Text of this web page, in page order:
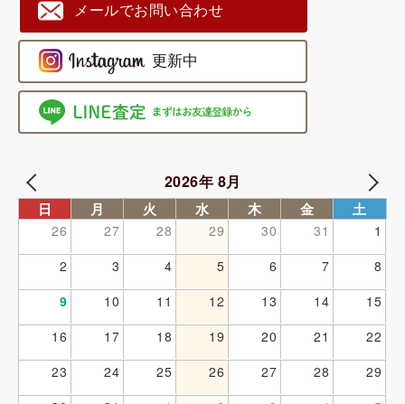
メールでお問い合わせ
2026年 8月
日 月 火 水 木 金 土
26 27 28 29 30 31
1
2
3 4 5 6 7
8
9
10 11 12 13 14
15
16
17 18 19 20 21
22
23
24 25 26 27 28
29